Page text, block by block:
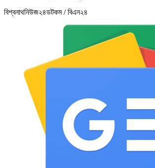
বিশ্বনাথনিউজ২৪ডটকম / বিএন২৪